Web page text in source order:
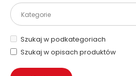
Szukaj w podkategoriach
Szukaj w opisach produktów